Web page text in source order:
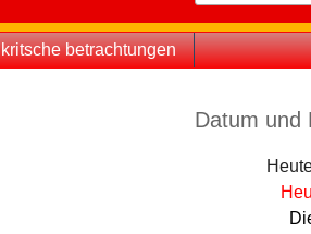
kritsche betrachtungen
Seitenleiste
Datum und